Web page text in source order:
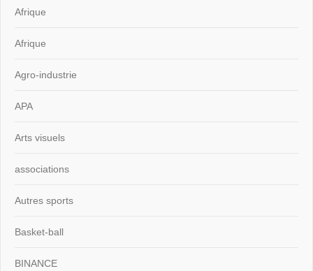
Afrique
Afrique
Agro-industrie
APA
Arts visuels
associations
Autres sports
Basket-ball
BINANCE